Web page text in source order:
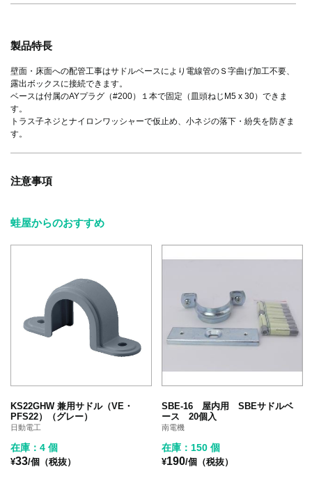
製品特長
壁面・床面への配管工事はサドルベースにより電線管のＳ字曲げ加工不要、
露出ボックスに接続できます。
ベースは付属のAYプラグ（#200）１本で固定（皿頭ねじM5 x 30）できま
す。
トラス子ネジとナイロンワッシャーで仮止め、小ネジの落下・紛失を防ぎま
す。
注意事項
蛙屋からのおすすめ
KS22GHW 兼用サドル（VE・
PFS22）（グレー）
日動電工
在庫：4 個
¥33/個（税抜）
SBE-16 屋内用 SBEサドルベ
ース 20個入
南電機
在庫：150 個
¥190/個（税抜）